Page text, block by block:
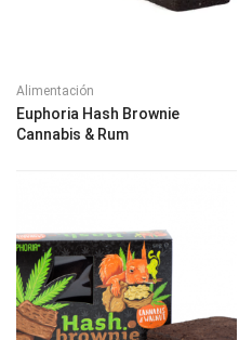
Alimentación
Euphoria Hash Brownie
Cannabis & Rum